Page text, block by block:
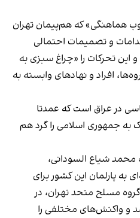
هماهنگی» که هم‌پیمان تهران
و تصمیمات احتمالی
و این تحرکات را «چراغ سبزی به
افراد و نهادهای وابسته به
در عراق است که عمدتا
جمهوری اسلامی را گرد هم
محمد شیاع السودانی،
به پارلمان این کشور برای
مسلح متحد تهران، در
و واکنش‌های مختلفی را